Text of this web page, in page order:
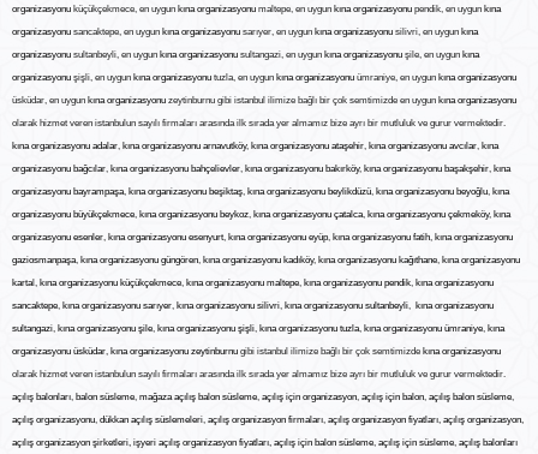
organizasyonu küçükçekmece, en uygun kına organizasyonu maltepe, en uygun kına organizasyonu pendik, en uygun kına
organizasyonu sancaktepe, en uygun kına organizasyonu sarıyer, en uygun kına organizasyonu silivri, en uygun kına
organizasyonu sultanbeyli, en uygun kına organizasyonu sultangazi, en uygun kına organizasyonu şile, en uygun kına
organizasyonu şişli, en uygun kına organizasyonu tuzla, en uygun kına organizasyonu ümraniye, en uygun kına organizasyonu
üsküdar, en uygun kına organizasyonu zeytinburnu gibi istanbul ilimize bağlı bir çok semtimizde en uygun kına organizasyonu
olarak hizmet veren istanbulun sayılı firmaları arasında ilk sırada yer almamız bize ayrı bir mutluluk ve gurur vermektedir.
kına organizasyonu adalar, kına organizasyonu arnavutköy, kına organizasyonu ataşehir, kına organizasyonu avcılar, kına
organizasyonu bağcılar, kına organizasyonu bahçelievler, kına organizasyonu bakırköy, kına organizasyonu başakşehir, kına
organizasyonu bayrampaşa, kına organizasyonu beşiktaş, kına organizasyonu beylikdüzü, kına organizasyonu beyoğlu, kına
organizasyonu büyükçekmece, kına organizasyonu beykoz, kına organizasyonu çatalca, kına organizasyonu çekmeköy, kına
organizasyonu esenler, kına organizasyonu esenyurt, kına organizasyonu eyüp, kına organizasyonu fatih, kına organizasyonu
gaziosmanpaşa, kına organizasyonu güngören, kına organizasyonu kadıköy, kına organizasyonu kağıthane, kına organizasyonu
kartal, kına organizasyonu küçükçekmece, kına organizasyonu maltepe, kına organizasyonu pendik, kına organizasyonu
sancaktepe, kına organizasyonu sarıyer, kına organizasyonu silivri, kına organizasyonu sultanbeyli, kına organizasyonu
sultangazi, kına organizasyonu şile, kına organizasyonu şişli, kına organizasyonu tuzla, kına organizasyonu ümraniye, kına
organizasyonu üsküdar, kına organizasyonu zeytinburnu gibi istanbul ilimize bağlı bir çok semtimizde kına organizasyonu
olarak hizmet veren istanbulun sayılı firmaları arasında ilk sırada yer almamız bize ayrı bir mutluluk ve gurur vermektedir.
açılış balonları, balon süsleme, mağaza açılış balon süsleme, açılış için organizasyon, açılış için balon, açılış balon süsleme,
açılış organizasyonu, dükkan açılış süslemeleri, açılış organizasyon firmaları, açılış organizasyon fiyatları, açılış organizasyon,
açılış organizasyon şirketleri, işyeri açılış organizasyon fiyatları, açılış için balon süsleme, açılış için süsleme, açılış balonları